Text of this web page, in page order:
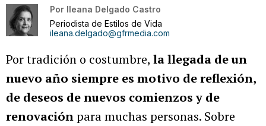
Por Ileana Delgado Castro
Periodista de Estilos de Vida
ileana.delgado@gfrmedia.com
Por tradición o costumbre, la llegada de un
nuevo año siempre es motivo de reflexión,
de deseos de nuevos comienzos y de
renovaciónpara muchas personas. Sobre